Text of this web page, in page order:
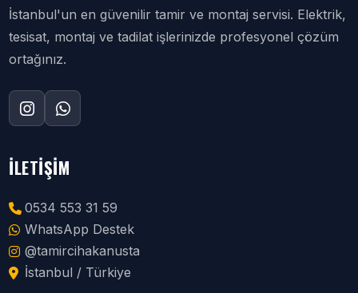
İstanbul'un en güvenilir tamir ve montaj servisi. Elektrik,
tesisat, montaj ve tadilat işlerinizde profesyonel çözüm
ortağınız.
İLETIŞIM
0534 553 31 59
WhatsApp Destek
@tamircihakanusta
İstanbul / Türkiye